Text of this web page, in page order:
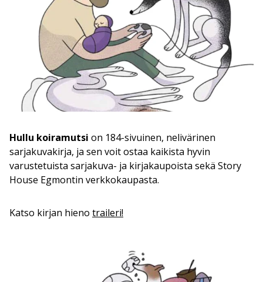
Hullu koiramutsi on 184-sivuinen, nelivärinen
sarjakuvakirja, ja sen voit ostaa kaikista hyvin
varustetuista sarjakuva- ja kirjakaupoista sekä Story
House Egmontin verkkokaupasta.
Katso kirjan hieno traileri!